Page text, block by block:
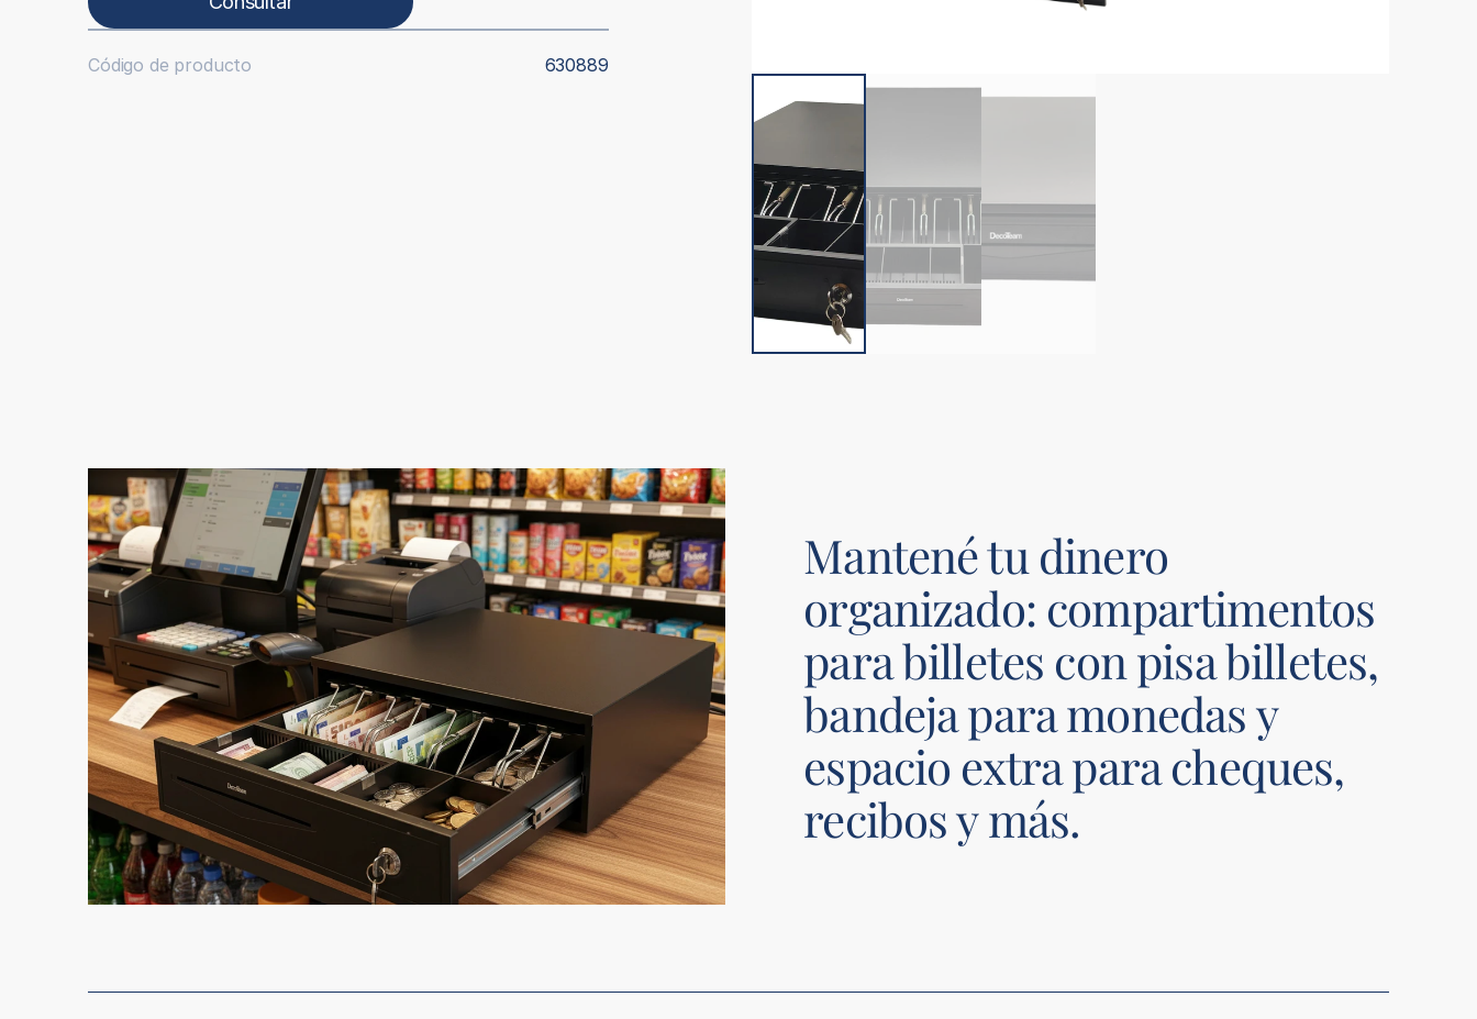
Código de producto 630889
Mantené tu dinero
organizado: compartimentos
para billetes con pisa billetes,
bandeja para monedas y
espacio extra para cheques,
recibos y más.